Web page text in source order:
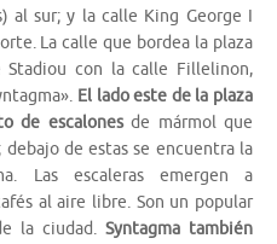
al sur; y la calle King George I
La calle que bordea la plaza
con la calle Fillelinon,
El lado este de la plaza
de escalonesde mármol que
de estas se encuentra la
Las escaleras emergen a
al aire libre. Son un popular
la ciudad.Syntagma también